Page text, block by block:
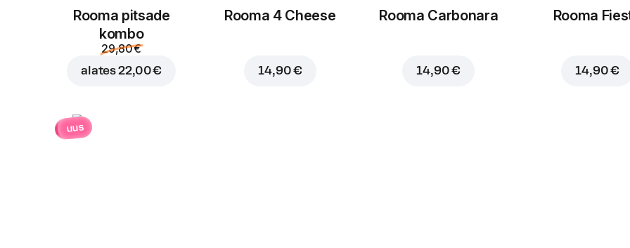
Rooma pitsade
kombo
29,80 €
alates22,00 €
Rooma 4 Cheese
14,90 €
Rooma Carbonara
14,90 €
Rooma
14,90 €
uus